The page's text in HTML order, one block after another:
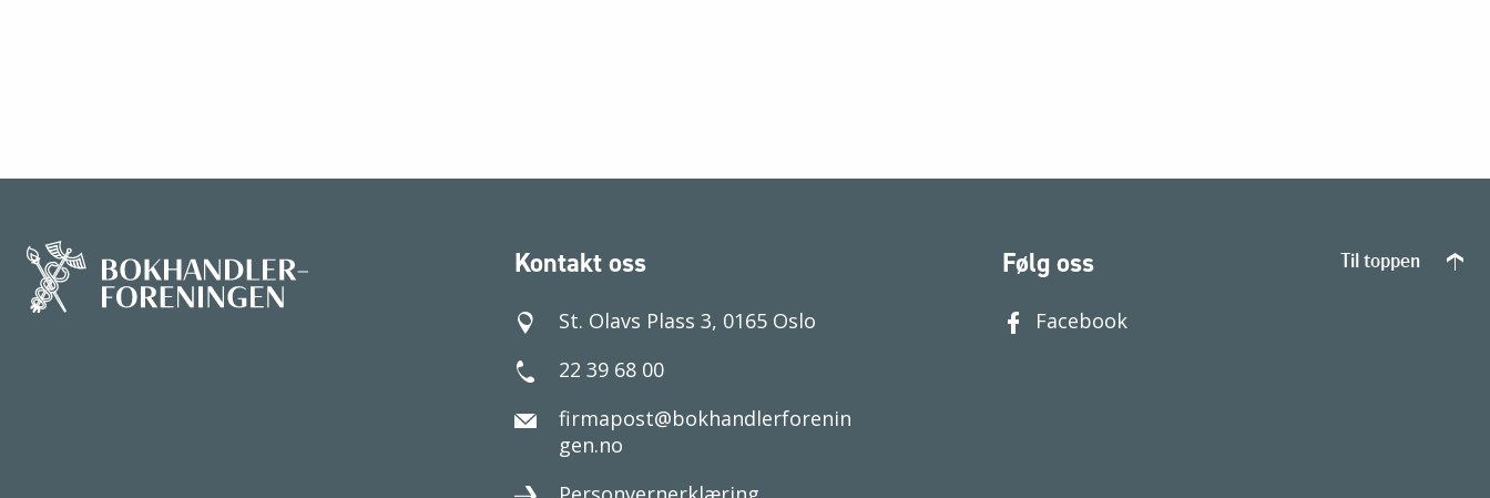
Kontakt oss
St. Olavs Plass 3, 0165 Oslo
22 39 68 00
firmapost@bokhandlerforenin
gen.no
Følg oss
Facebook
Til toppen